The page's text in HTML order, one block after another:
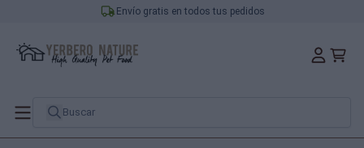
Envío gratis en todos tus pedidos